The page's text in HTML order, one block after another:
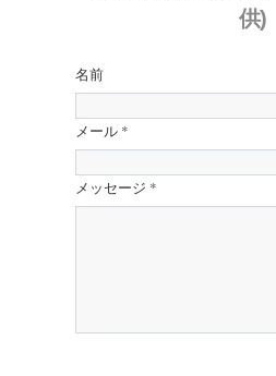
供)
名前
メール *
メッセージ *